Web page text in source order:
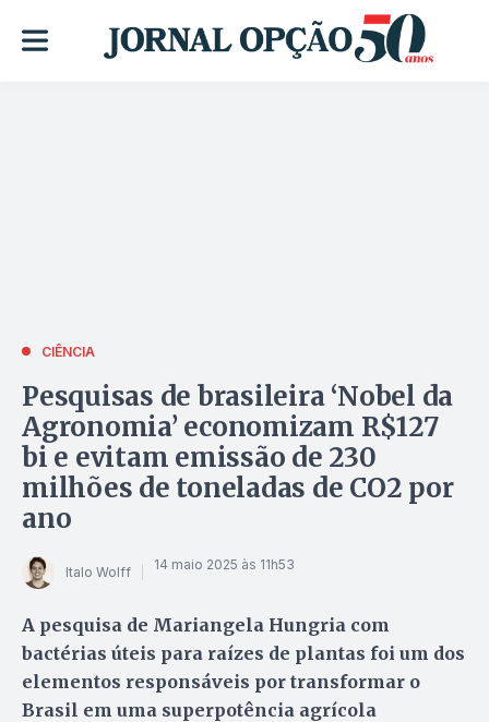
CIÊNCIA
Pesquisas de brasileira ‘Nobel da
Agronomia’ economizam R$127
bi e evitam emissão de 230
milhões de toneladas de CO2 por
ano
Italo Wolff 14 maio 2025 às 11h53
A pesquisa de Mariangela Hungria com
bactérias úteis para raízes de plantas foi um dos
elementos responsáveis por transformar o
Brasil em uma superpotência agrícola